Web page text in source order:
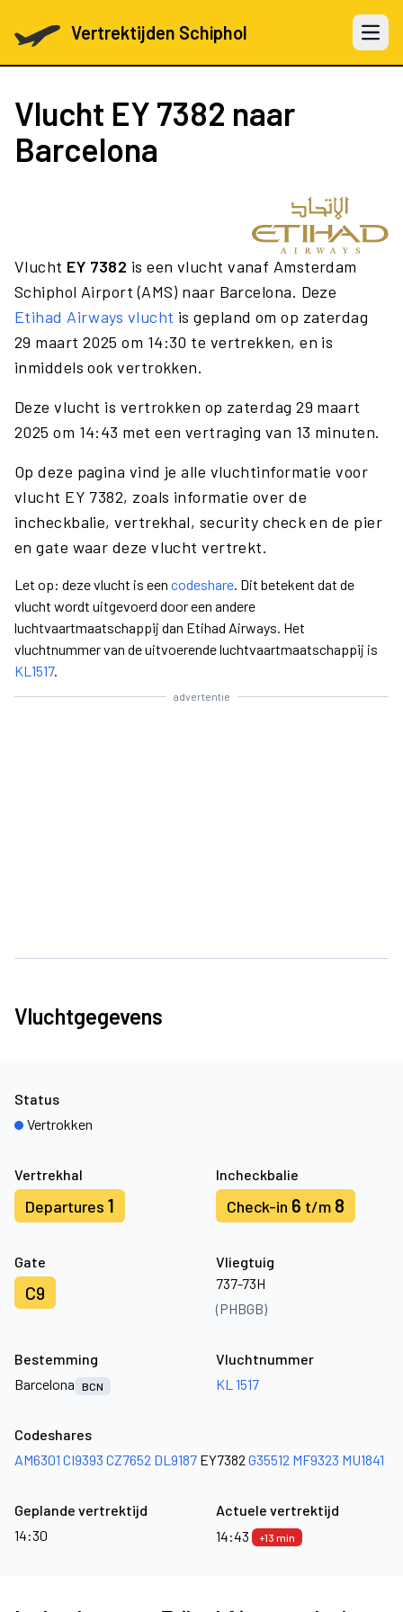
Vertrektijden Schiphol Open
Vlucht EY 7382 naar
Barcelona
Vlucht EY 7382 is een vlucht vanaf Amsterdam
Schiphol Airport (AMS) naar Barcelona. Deze
Etihad Airways vlucht is gepland om op zaterdag
29 maart 2025 om 14:30 te vertrekken, en is
inmiddels ook vertrokken.
Deze vlucht is vertrokken op zaterdag 29 maart
2025 om 14:43 met een vertraging van 13 minuten.
Op deze pagina vind je alle vluchtinformatie voor
vlucht EY 7382, zoals informatie over de
incheckbalie, vertrekhal, security check en de pier
en gate waar deze vlucht vertrekt.
Let op: deze vlucht is een codeshare. Dit betekent dat de
vlucht wordt uitgevoerd door een andere
luchtvaartmaatschappij dan Etihad Airways. Het
vluchtnummer van de uitvoerende luchtvaartmaatschappij is
KL1517.
advertentie
Vluchtgegevens
Vertrekhal
Departures 1
Incheckbalie
Check-in 6 t/m 8
Gate
C9
Vliegtuig
737-73H
(PHBGB)
Status
Vertrokken
Bestemming
Barcelona
BCN
Vluchtnummer
KL 1517
Codeshares
AM6301 CI9393 CZ7652 DL9187 EY7382 G35512 MF9323 MU1841
Geplande vertrektijd
14:30
Actuele vertrektijd
14:43
+13 min